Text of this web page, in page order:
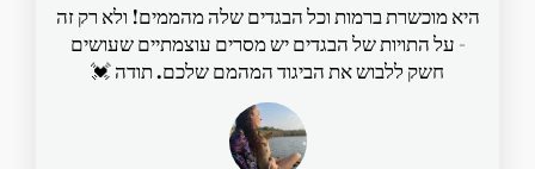
היא מוכשרת ברמות וכל הבגדים שלה מהממים! ולא רק זה
- על התויות של הבגדים יש מסרים עוצמתיים שעושים
חשק ללבוש את הביגוד המהמם שלכם. תודה 💓